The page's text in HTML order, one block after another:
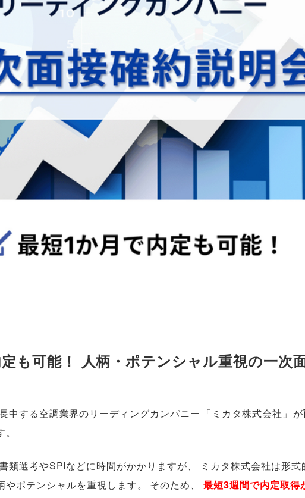
も可能！ 人柄・ポテンシャル重視の一次
中する空調業界のリーディングカンパニー 「 ミカタ株式会社 」 が
。
類選考やSPIなどに時間がかかりますが、
ミカタ株式会社は形式
やポテンシャルを重視します。 そのため、 最短3週間で内定取得